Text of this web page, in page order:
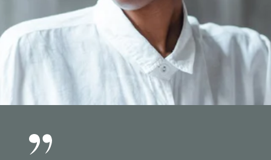
ditt lokale NAV-kontor, sosialrådgiveren din og
eventuelt også verneombudet på jobben i
Det viktigste er å planlegge og prioritere tiden
og energien din, slik at kreftene kan brukes på
det du har glede av.